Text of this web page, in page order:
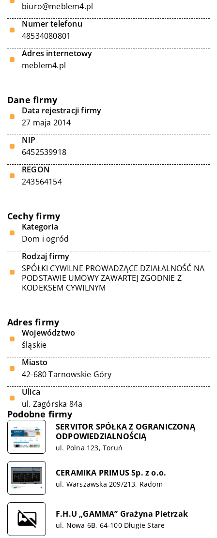
biuro@meblem4.pl
Numer telefonu
48534080801
Adres internetowy
meblem4.pl
Dane firmy
Data rejestracji firmy
27 maja 2014
NIP
6452539918
REGON
243564154
Cechy firmy
Kategoria
Dom i ogród
Rodzaj firmy
SPÓŁKI CYWILNE PROWADZĄCE DZIAŁALNOŚĆ NA
PODSTAWIE UMOWY ZAWARTEJ ZGODNIE Z
KODEKSEM CYWILNYM
Adres firmy
Województwo
śląskie
Miasto
42-680 Tarnowskie Góry
Ulica
ul. Zagórska 84a
Podobne firmy
SERVITOR SPÓŁKA Z OGRANICZONĄ
ODPOWIEDZIALNOŚCIĄ
ul. Polna 123, Toruń
CERAMIKA PRIMUS Sp. z o.o.
ul. Warszawska 209/213, Radom
F.H.U „GAMMA” Grażyna Pietrzak
ul. Nowa 6B, 64-100 Długie Stare